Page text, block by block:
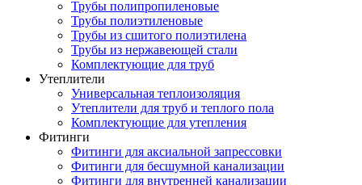
Трубы полипропиленовые
Трубы полиэтиленовые
Трубы из сшитого полиэтилена
Трубы из нержавеющей стали
Комплектующие для труб
Утеплители
Универсальная теплоизоляция
Утеплители для труб и теплого пола
Комплектующие для утепления
Фитинги
Фитинги для аксиальной запрессовки
Фитинги для бесшумной канализации
Фитинги для внутренней канализации